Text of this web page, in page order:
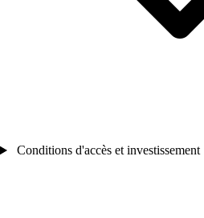
Conditions d'accès et investissement